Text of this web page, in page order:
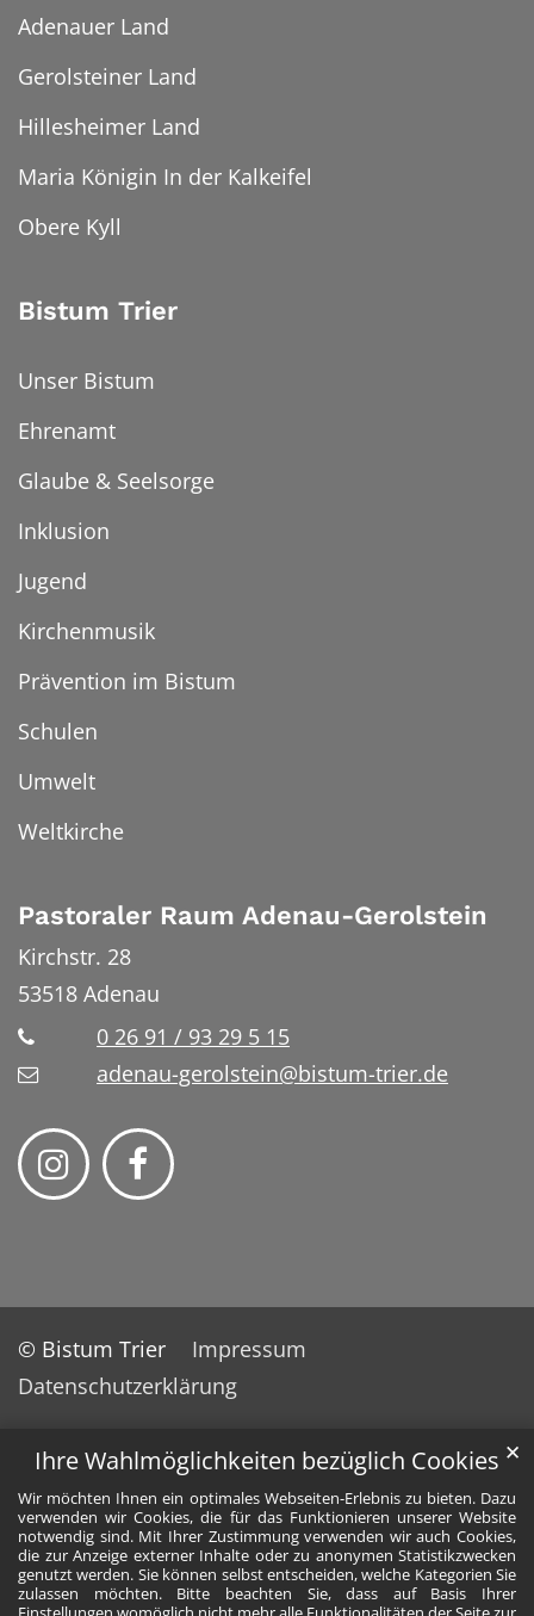
Ihre Wahlmöglichkeiten bezüglich Cookies
Wir möchten Ihnen ein optimales Webseiten-Erlebnis zu bieten. Dazu
verwenden wir Cookies, die für das Funktionieren unserer Website
notwendig sind. Mit Ihrer Zustimmung verwenden wir auch Cookies,
die zur Anzeige externer Inhalte oder zu anonymen Statistikzwecken
genutzt werden. Sie können selbst entscheiden, welche Kategorien Sie
zulassen möchten. Bitte beachten Sie, dass auf Basis Ihrer
✕
Adenauer Land
Gerolsteiner Land
Hillesheimer Land
Maria Königin In der Kalkeifel
Obere Kyll
Bistum Trier
Unser Bistum
Ehrenamt
Glaube & Seelsorge
Inklusion
Jugend
Kirchenmusik
Prävention im Bistum
Schulen
Umwelt
Weltkirche
Pastoraler Raum Adenau-Gerolstein
Kirchstr. 28
53518 Adenau
0 26 91 / 93 29 5 15
adenau-gerolstein@bistum-trier.de
© Bistum Trier
Impressum
Datenschutzerklärung